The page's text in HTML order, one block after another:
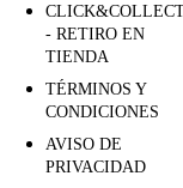
- RETIRO EN
TIENDA
TÉRMINOS Y
CONDICIONES
AVISO DE
PRIVACIDAD